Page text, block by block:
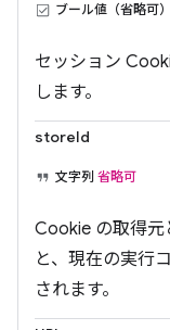
ブール値（省略可）
セッション
します。
storeId
文字列 省略可
Cookie の取得元
と、現在の実行
されます。